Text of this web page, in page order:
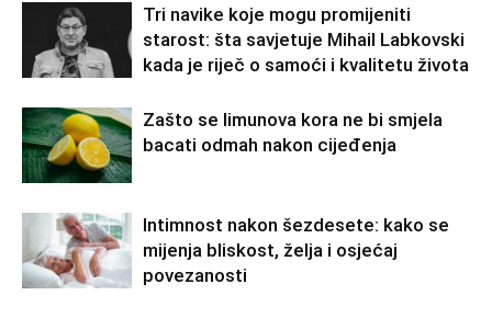
Tri navike koje mogu promijeniti
starost: šta savjetuje Mihail Labkovski
kada je riječ o samoći i kvalitetu života
Zašto se limunova kora ne bi smjela
bacati odmah nakon cijeđenja
Intimnost nakon šezdesete: kako se
mijenja bliskost, želja i osjećaj
povezanosti